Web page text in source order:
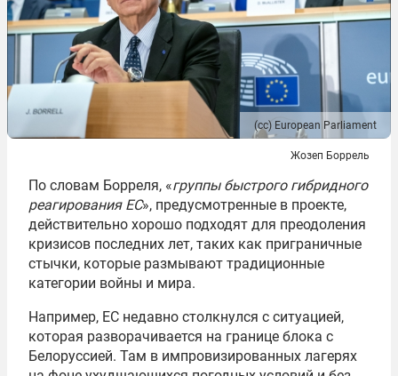
(сс) European Parliament
Жозеп Боррель
По словам Борреля, «группы быстрого гибридного
реагирования ЕС», предусмотренные в проекте,
действительно хорошо подходят для преодоления
кризисов последних лет, таких как приграничные
стычки, которые размывают традиционные
категории войны и мира.
Например, ЕС недавно столкнулся с ситуацией,
которая разворачивается на границе блока с
Белоруссией. Там в импровизированных лагерях